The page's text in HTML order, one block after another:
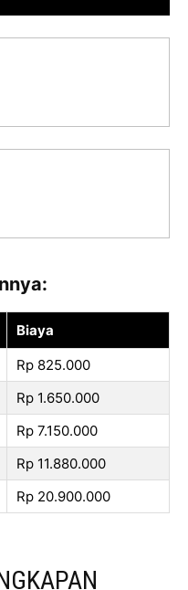
Biaya
Rp 825.000
Rp 1.650.000
Rp 7.150.000
Rp 11.880.000
Rp 20.900.000